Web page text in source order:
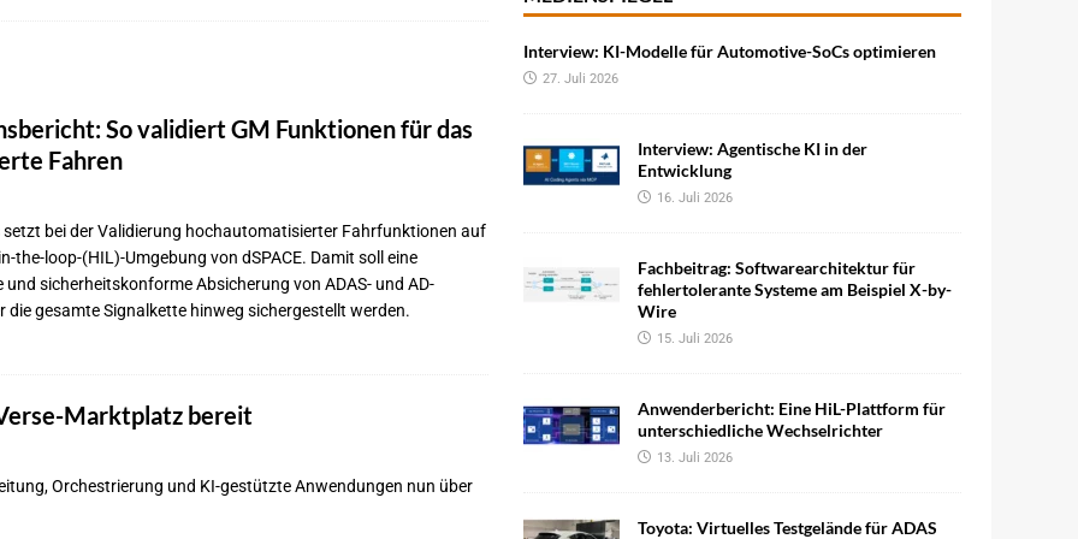
in der EMEA-Region neu
Vorintegrierte KI-Plattform für automatisiertes Fahren NEWS
von KI-Chipspezialist Ambarella BRANCHEN-NEWS
Sicherheitsfunktionen auf UWB-Plattform von NXP NEWS
für den technischen Austausch unter Ingenieuren
So validiert GM Funktionen für das
Fahren
setzt bei der Validierung hochautomatisierter Fahrfunktionen auf
the-loop-(HIL)-Umgebung von dSPACE. Damit soll eine
und sicherheitskonforme Absicherung von ADAS- und AD-
die gesamte Signalkette hinweg sichergestellt werden.
Marktplatz bereit
Orchestrierung und KI-gestützte Anwendungen nun über
Interview: KI-Modelle für Automotive-SoCs optimieren
27. Juli 2026
Interview: Agentische KI in der
Entwicklung
16. Juli 2026
Fachbeitrag: Softwarearchitektur für
fehlertolerante Systeme am Beispiel X-by-
Wire
15. Juli 2026
Anwenderbericht: Eine HiL-Plattform für
unterschiedliche Wechselrichter
13. Juli 2026
Toyota: Virtuelles Testgelände für ADAS